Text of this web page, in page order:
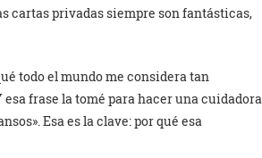
cartas privadas siempre son fantásticas,
todo el mundo me considera tan
frase la tomé para hacer una cuidadora
Esa es la clave: por qué esa